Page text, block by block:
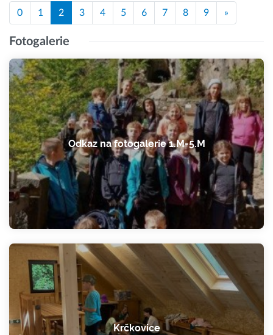
0 1 2 3 4 5 6 7 8 9 »
Fotogalerie
Odkaz na fotogalerie 1.M-5.M
Krčkovice